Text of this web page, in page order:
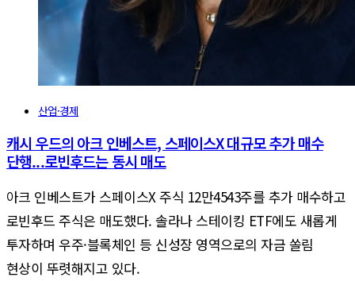
산업·경제
캐시 우드의 아크 인베스트, 스페이스X 대규모 추가 매수
단행...로빈후드는 동시 매도
아크 인베스트가 스페이스X 주식 12만4543주를 추가 매수하고
로빈후드 주식은 매도했다. 솔라나 스테이킹 ETF에도 새롭게
투자하며 우주·블록체인 등 신성장 영역으로의 자금 쏠림
현상이 뚜렷해지고 있다.